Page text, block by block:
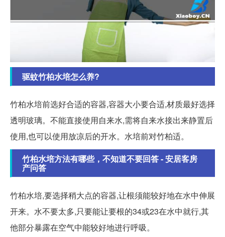
驱蚊竹柏水培怎么养?
竹柏水培前选好合适的容器,容器大小要合适,材质最好选择
透明玻璃。不能直接使用自来水,需将自来水接出来静置后
使用,也可以使用放凉后的开水。水培前对竹柏适。
竹柏水培方法有哪些，不知道不要回答 - 安居客房
产问答
竹柏水培,要选择稍大点的容器,让根须能较好地在水中伸展
开来。水不要太多,只要能让要根的34或23在水中就行,其
他部分暴露在空气中能较好地进行呼吸。